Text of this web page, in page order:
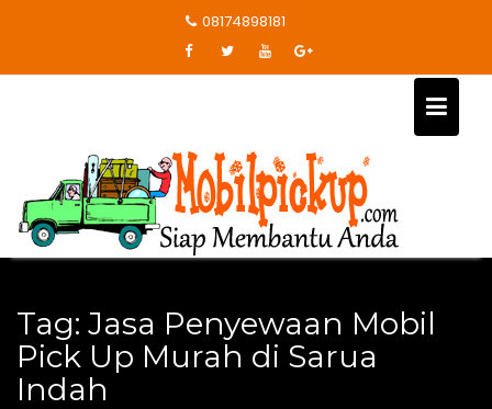
08174898181
Tag: Jasa Penyewaan Mobil
Pick Up Murah di Sarua
Indah